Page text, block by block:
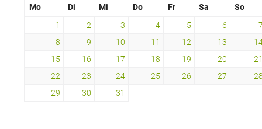
Mo Di Mi Do Fr Sa
So
1
2 3 4 5 6
8
9 10 11 12 13
15
16 17 18 19 20
22
23 24 25 26 27
29
30 31